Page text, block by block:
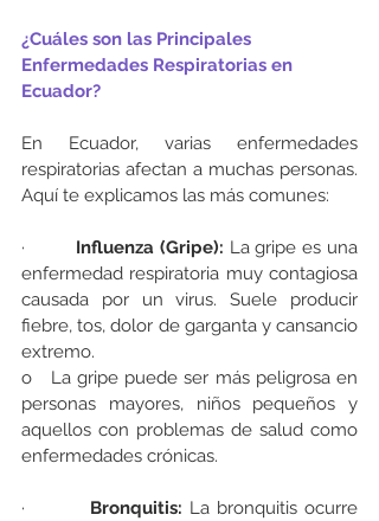
¿Cuáles son las Principales
Enfermedades Respiratorias en
Ecuador?
En Ecuador, varias enfermedades
respiratorias afectan a muchas personas.
Aquí te explicamos las más comunes:
· Influenza (Gripe): La gripe es una
enfermedad respiratoria muy contagiosa
causada por un virus. Suele producir
fiebre, tos, dolor de garganta y cansancio
extremo.
o   La gripe puede ser más peligrosa en
personas mayores, niños pequeños y
aquellos con problemas de salud como
enfermedades crónicas.
· Bronquitis: La bronquitis ocurre